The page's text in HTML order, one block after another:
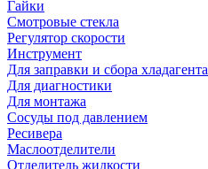
Гайки
Смотровые стекла
Регулятор скорости
Инструмент
Для заправки и сбора хладагента
Для диагностики
Для монтажа
Сосуды под давлением
Ресивера
Маслоотделители
Отделитель жидкости